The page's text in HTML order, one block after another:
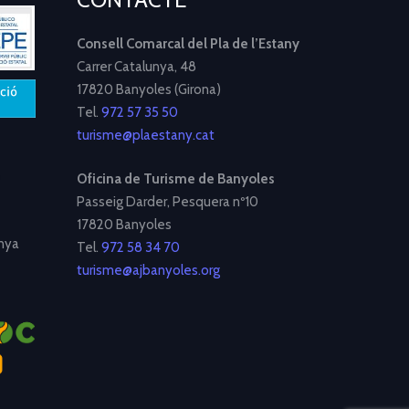
Consell Comarcal del Pla de l’Estany
Carrer Catalunya, 48
17820 Banyoles (Girona)
Tel. 972 57 35 50
turisme@plaestany.cat
Oficina de Turisme de Banyoles
Passeig Darder, Pesquera nº10
17820 Banyoles
Tel. 972 58 34 70
turisme@ajbanyoles.org